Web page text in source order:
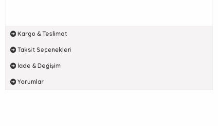
Kargo & Teslimat
Taksit Seçenekleri
İade & Değişim
Yorumlar